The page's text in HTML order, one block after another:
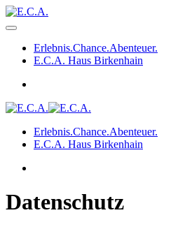
Erlebnis.Chance.Abenteuer.
E.C.A. Haus Birkenhain
Erlebnis.Chance.Abenteuer.
E.C.A. Haus Birkenhain
Datenschutz